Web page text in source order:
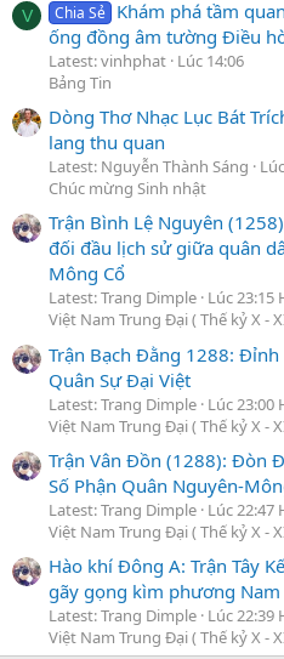
V Chia Sẻ Khám phá tầm
ống đồng âm tường Điều
Latest: vinhphat Lúc 14:06
Bảng Tin
Dòng Thơ Nhạc Lục Bát
lang thu quan
Latest: Nguyễn Thành Sáng
Chúc mừng Sinh nhật
Trận Bình Lệ Nguyên
đối đầu lịch sử giữa quân
Mông Cổ
Latest: Trang Dimple Lúc 23:15
Việt Nam Trung Đại ( Thế kỷ X -
Trận Bạch Đằng 1288: Đỉnh
Quân Sự Đại Việt
Latest: Trang Dimple Lúc 23:00
Việt Nam Trung Đại ( Thế kỷ X -
Trận Vân Đồn (1288): Đòn
Số Phận Quân Nguyên-
Latest: Trang Dimple Lúc 22:47
Việt Nam Trung Đại ( Thế kỷ X -
Hào khí Đông A: Trận Tây
gãy gọng kìm phương Nam
Latest: Trang Dimple Lúc 22:39
Việt Nam Trung Đại ( Thế kỷ X -